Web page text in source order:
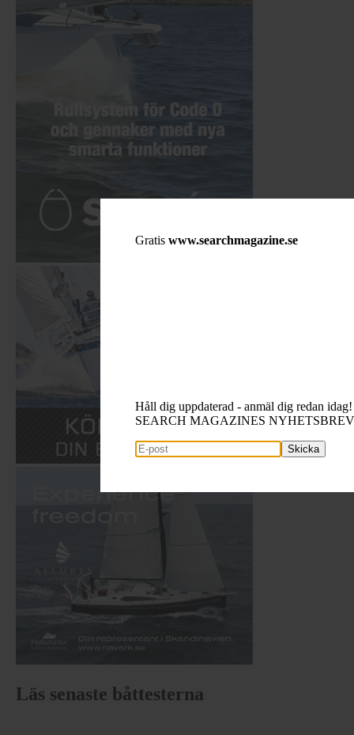
Läs senaste båttesterna
Gratis www.searchmagazine.se
Håll dig uppdaterad - anmäl dig redan idag!
SEARCH MAGAZINES NYHETSBREV
Skicka